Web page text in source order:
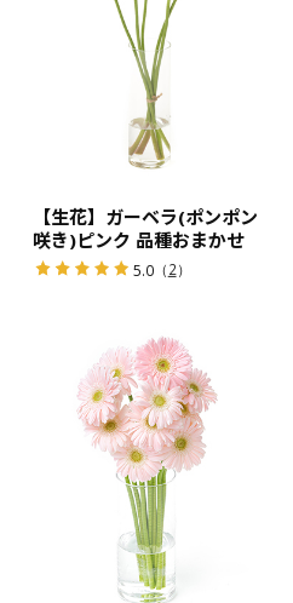
【生花】ガーベラ(ポンポン
咲き)ピンク 品種おまかせ
5.0（2）